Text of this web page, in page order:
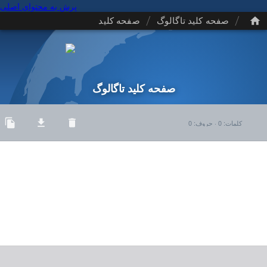
پرش به محتوای اصلی
/ صفحه کلید تاگالوگ / صفحه کلید
صفحه کلید تاگالوگ
کلمات:
0
· حروف:
0